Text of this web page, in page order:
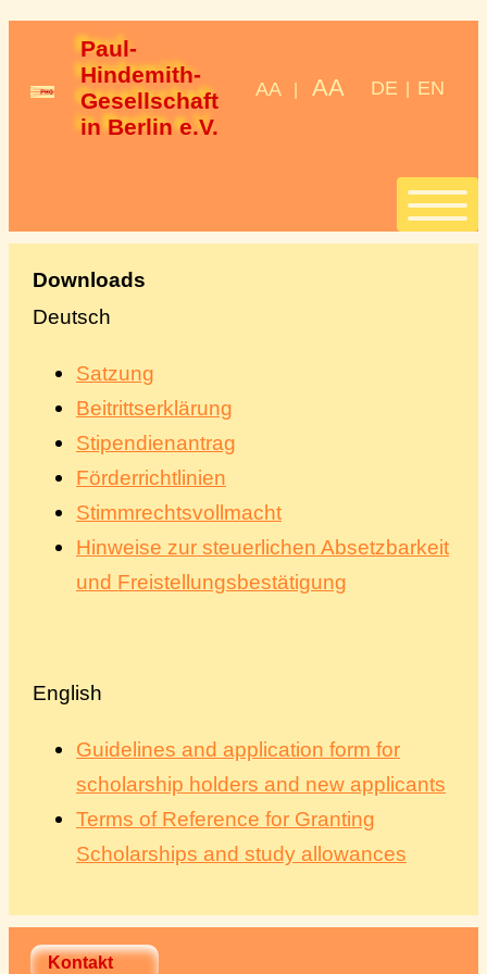
Paul-
Hindemith-
Gesellschaft
in Berlin e.V.
AA AA DE EN
Downloads
Deutsch
Satzung
Beitrittserklärung
Stipendienantrag
Förderrichtlinien
Stimmrechtsvollmacht
Hinweise zur steuerlichen Absetzbarkeit
und Freistellungsbestätigung
English
Guidelines and application form for
scholarship holders and new applicants
Terms of Reference for Granting
Scholarships and study allowances
Kontakt